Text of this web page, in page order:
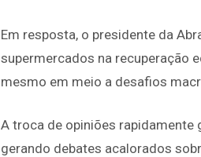
Em resposta, o presidente da
supermercados na recuperação
mesmo em meio a desafios
A troca de opiniões
gerando debates acalorados